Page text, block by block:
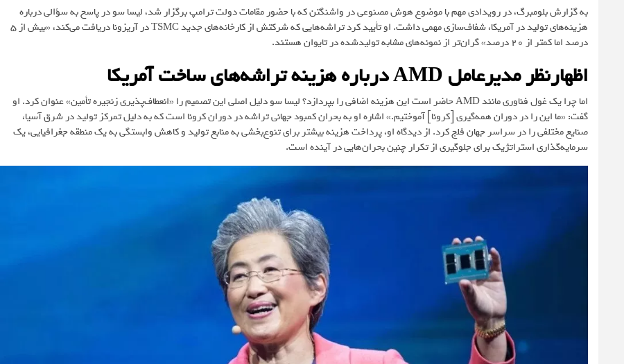
به گزارشبلومبرگ، در رویدادی مهم با موضوع هوش مصنوعی در واشنگتن که با حضور مقامات دولت ترامپ برگزار شد، لیسا سو در پاسخ به سؤالی درباره
هزینه‌های تولید در آمریکا، شفاف‌سازی مهمی داشت. او تأیید کرد تراشه‌هایی که شرکتش از کارخانه‌های جدید TSMC در آریزونا دریافت می‌کند، «بیش از ۵
درصد اما کمتر از ۲۰ درصد» گران‌تر از نمونه‌های مشابه تولیدشده در تایوان هستند.
اظهارنظر مدیرعامل AMD درباره هزینه تراشه‌های ساخت آمریکا
اما چرا یک غول فناوری مانند AMD حاضر است این هزینه اضافی را بپردازد؟ لیسا سو دلیل اصلی این تصمیم را «انعطاف‌پذیری زنجیره تأمین» عنوان کرد. او
گفت: «ما این را در دوران همه‌گیری [کرونا] آموختیم.» اشاره او به بحران کمبود جهانی تراشه در دوران کرونا است که به دلیل تمرکز تولید در شرق آسیا،
صنایع مختلفی را در سراسر جهان فلج کرد. از دیدگاه او، پرداخت هزینه بیشتر برای تنوع‌بخشی به منابع تولید و کاهش وابستگی به یک منطقه جغرافیایی، یک
سرمایه‌گذاری استراتژیک برای جلوگیری از تکرار چنین بحران‌هایی در آینده است.